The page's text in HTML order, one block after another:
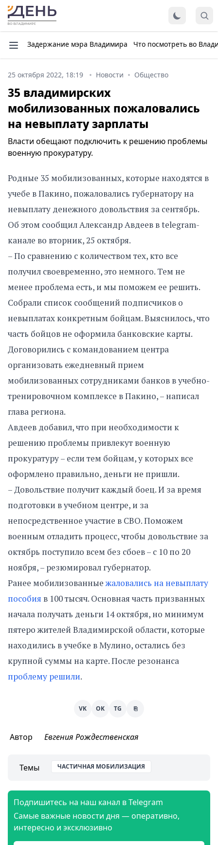
Задержание мэра Владимира Что посмотреть во
25 октября 2022, 18:19 Новости Общество
35 владимирских
мобилизованных пожаловались
на невыплату зарплаты
Власти обещают подключить к решению проблемы
военную прокуратуру.
Родные 35 мобилизованных, которые находятся в
учебе в Пакино, пожаловались губернатору на
невыплату денежного довольствия за сентябрь.
Об этом сообщил Александр Авдеев в telegram-
канале во вторник, 25 октября.
– По сравнению с количеством тех, кто все
получил своевременно, это немного. Тем не
менее проблема есть, и мы поможем ее решить.
Собрали список сообщений подписчиков о
невыплатах конкретным бойцам. Выяснилось, что
часть бойцов не оформила банковские карты.
Договорились с командованием центра
организовать ежедневный прием
мобилизованных сотрудниками банков в учебно-
тренировочном комплексе в Пакино, – написал
глава региона.
Авдеев добавил, что при необходимости к
решению проблемы привлекут военную
прокуратуру – если тем бойцам, у которых все
оформлено правильно, деньги не пришли.
– Довольствие получит каждый боец. И за время
подготовки в учебном центре, и за
непосредственное участие в СВО. Поможем
военным отладить процесс, чтобы довольствие за
октябрь поступило всем без сбоев – с 10 по 20
ноября, – резюмировал губернатор.
Ранее мобилизованныежаловались на невыплату
пособия в 100 тысяч. Основная часть призванных
начала получать деньги 14 октября, но минимум
пятеро жителей Владимирской области, которые
находились в учебке в Мулино, остались без
крупной суммы на карте. После резонанса
проблему решили.
VK OK TG ⎘
Автор Евгения Рождественская
Темы ЧАСТИЧНАЯ МОБИЛИЗАЦИЯ
Подпишитесь на наш канал в Telegram
Самые важные новости дня — оперативно,
интересно и эксклюзивно